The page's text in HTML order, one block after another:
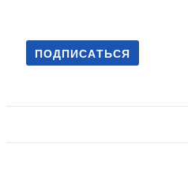
ПОДПИСАТЬСЯ